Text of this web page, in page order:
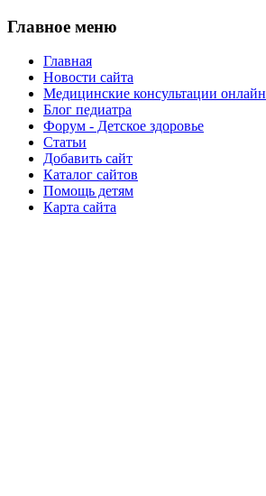
Главное меню
Главная
Новости сайта
Медицинские консультации онлайн
Блог педиатра
Форум - Детское здоровье
Статьи
Добавить сайт
Каталог сайтов
Помощь детям
Карта сайта